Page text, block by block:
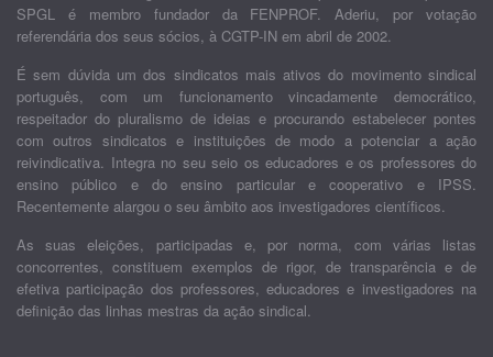
SPGL é membro fundador da FENPROF. Aderiu, por votação
referendária dos seus sócios, à CGTP-IN em abril de 2002.
É sem dúvida um dos sindicatos mais ativos do movimento sindical
português, com um funcionamento vincadamente democrático,
respeitador do pluralismo de ideias e procurando estabelecer pontes
com outros sindicatos e instituições de modo a potenciar a ação
reivindicativa. Integra no seu seio os educadores e os professores do
ensino público e do ensino particular e cooperativo e IPSS.
Recentemente alargou o seu âmbito aos investigadores científicos.
As suas eleições, participadas e, por norma, com várias listas
concorrentes, constituem exemplos de rigor, de transparência e de
efetiva participação dos professores, educadores e investigadores na
definição das linhas mestras da ação sindical.